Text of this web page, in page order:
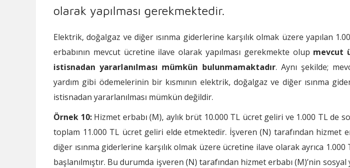
olarak yapılması gerekmektedir.
Elektrik, doğalgaz ve diğer ısınma giderlerine karşılık olmak üzere yapılan
erbabının mevcut ücretine ilave olarak yapılması gerekmekte olup mevcut
istisnadan yararlanılması mümkün bulunmamaktadır. Aynı şekilde;
yardım gibi ödemelerinin bir kısmının elektrik, doğalgaz ve diğer ısınma
istisnadan yararlanılması mümkün değildir.
Örnek 10:Hizmet erbabı (M), aylık brüt 10.000 TL ücret geliri ve 1.000 TL de
toplam 11.000 TL ücret geliri elde etmektedir. İşveren (N) tarafından hizmet
diğer ısınma giderlerine karşılık olmak üzere ücretine ilave olarak ayrıca
başlanılmıştır. Bu durumda işveren (N) tarafından hizmet erbabı (M)’nin